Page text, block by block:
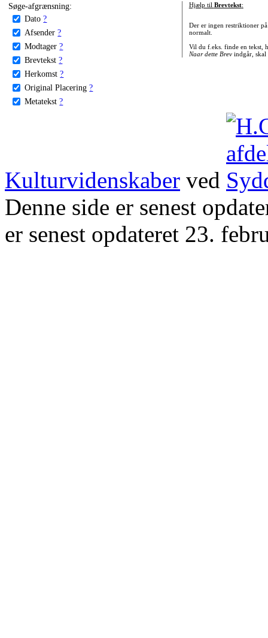
Søge-afgrænsning:
Dato ?
Afsender ?
Modtager ?
Brevtekst ?
Herkomst ?
Original Placering ?
Metatekst ?
Hjælp til Brevtekst:
Der er ingen restriktioner
normalt.
Vil du f.eks. finde en tekst,
Naar dette Brevindgår, skal
Kulturvidenskaber ved
Denne side er senest
er senest opdateret 23.